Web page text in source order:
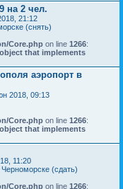
на 2 чел.
21:12
(снять)
Core.php on line 1266:
that implements
аэропорт в
2018, 09:13
Core.php on line 1266:
that implements
11:20
(сдать)
Core.php on line 1266: